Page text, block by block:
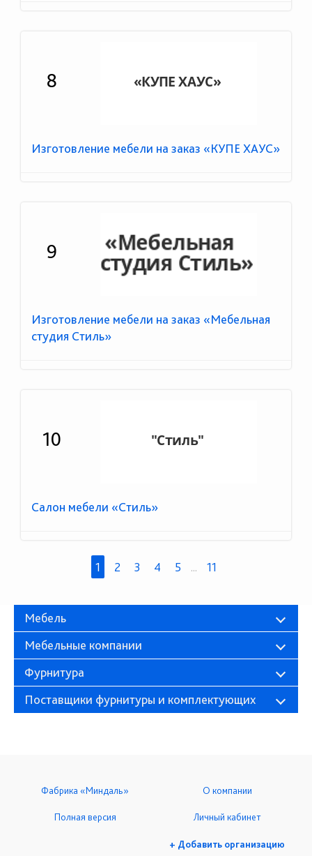
8
Изготовление мебели на заказ «КУПЕ ХАУС»
9
Изготовление мебели на заказ «Мебельная
студия Стиль»
10
Салон мебели «Стиль»
1 2 3 4 5 ... 11
Мебель
Мебельные компании
Фурнитура
Поставщики фурнитуры и комплектующих
Фабрика «Миндаль» О компании
Полная версия Личный кабинет
+ Добавить организацию